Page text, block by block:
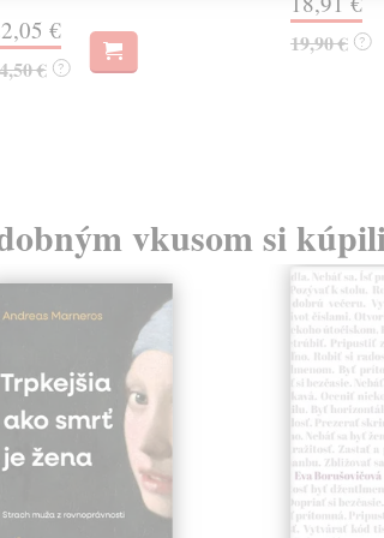
€
€ ?
19,90 € ?
vkusom si